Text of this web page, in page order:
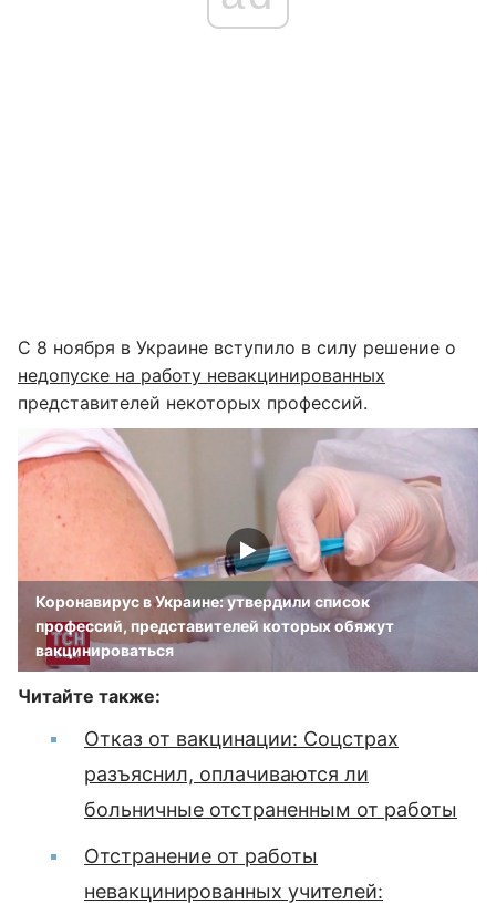
С 8 ноября в Украине вступило в силу решение о
недопуске на работу невакцинированных
представителей некоторых профессий.
Коронавирус в Украине: утвердили список
профессий, представителей которых обяжут
вакцинироваться
Читайте также:
Отказ от вакцинации: Соцстрах
разъяснил, оплачиваются ли
больничные отстраненным от работы
Отстранение от работы
невакцинированных учителей: